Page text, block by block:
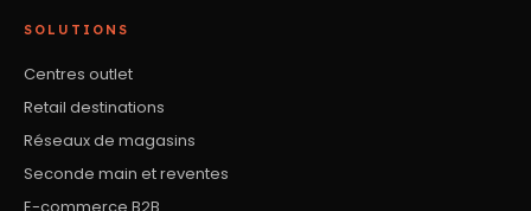
SOLUTIONS
Centres outlet
Retail destinations
Réseaux de magasins
Seconde main et reventes
E-commerce B2B